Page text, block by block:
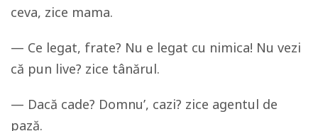
ceva, zice mama.
— Ce legat, frate? Nu e legat cu nimica! Nu vezi
că pun live? zice tânărul.
— Dacă cade? Domnu’, cazi? zice agentul de
pază.